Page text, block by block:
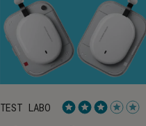
TEST LABO